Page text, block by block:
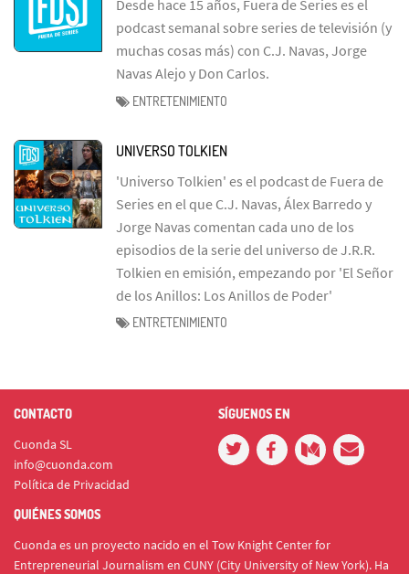
Desde hace 15 años, Fuera de Series es el
podcast semanal sobre series de televisión (y
muchas cosas más) con C.J. Navas, Jorge
Navas Alejo y Don Carlos.
ENTRETENIMIENTO
UNIVERSO TOLKIEN
'Universo Tolkien' es el podcast de Fuera de
Series en el que C.J. Navas, Álex Barredo y
Jorge Navas comentan cada uno de los
episodios de la serie del universo de J.R.R.
Tolkien en emisión, empezando por 'El Señor
de los Anillos: Los Anillos de Poder'
ENTRETENIMIENTO
CONTACTO
Cuonda SL
info@cuonda.com
Política de Privacidad
SÍGUENOS EN
QUIÉNES SOMOS
Cuonda es un proyecto nacido en el Tow Knight Center for
Entrepreneurial Journalism en CUNY (City University of New York). Ha